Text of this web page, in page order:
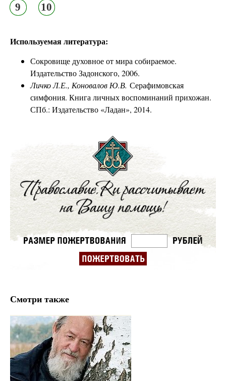
9 10
Используемая литература:
Сокровище духовное от мира собираемое.
Издательство Задонского, 2006.
Личко Л.Е., Коновалов Ю.В. Серафимовская
симфония. Книга личных воспоминаний прихожан.
СПб.: Издательство «Ладан», 2014.
Смотри также